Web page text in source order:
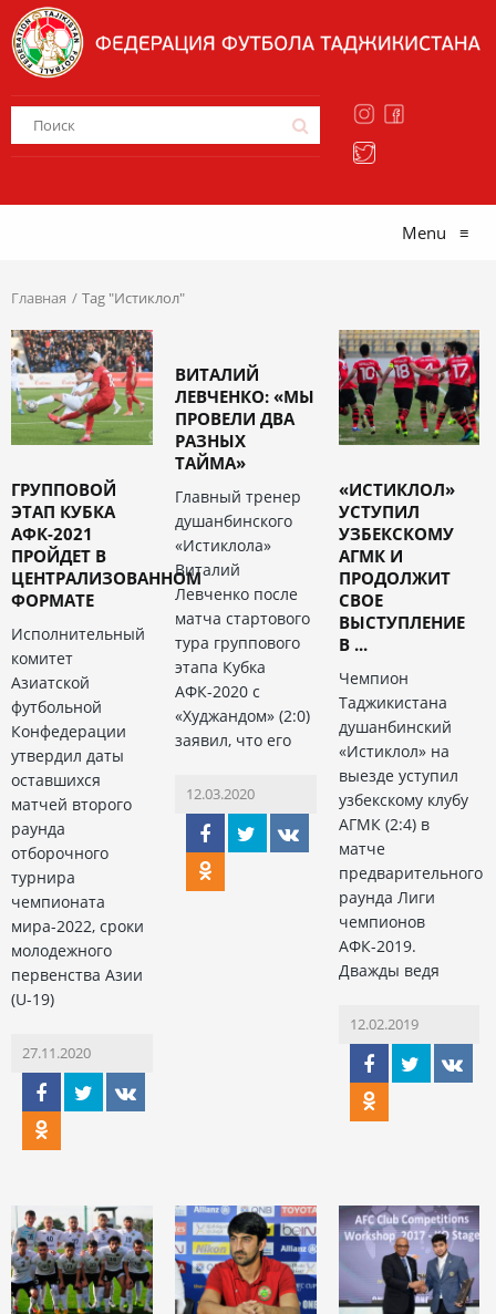
Menu ≡
Главная Tag "Истиклол"
ГРУППОВОЙ
ЭТАП КУБКА
АФК-2021
ПРОЙДЕТ В
ЦЕНТРАЛИЗОВАННОМ
ФОРМАТЕ
Исполнительный
комитет
Азиатской
футбольной
Конфедерации
утвердил даты
оставшихся
матчей второго
раунда
отборочного
турнира
чемпионата
мира-2022, сроки
молодежного
первенства Азии
(U-19)
27.11.2020
ВИТАЛИЙ
ЛЕВЧЕНКО: «МЫ
ПРОВЕЛИ ДВА
РАЗНЫХ
ТАЙМА»
Главный тренер
душанбинского
«Истиклола»
Виталий
Левченко после
матча стартового
тура группового
этапа Кубка
АФК-2020 с
«Худжандом» (2:0)
заявил, что его
12.03.2020
«ИСТИКЛОЛ»
УСТУПИЛ
УЗБЕКСКОМУ
АГМК И
ПРОДОЛЖИТ
СВОЕ
ВЫСТУПЛЕНИЕ
В ...
Чемпион
Таджикистана
душанбинский
«Истиклол» на
выезде уступил
узбекскому клубу
АГМК (2:4) в
матче
предварительного
раунда Лиги
чемпионов
АФК-2019.
Дважды ведя
12.02.2019